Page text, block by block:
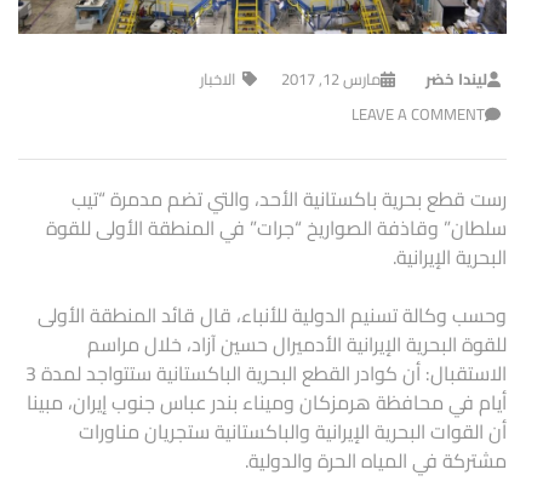
ليندا خضر مارس 12, 2017
الاخبار
LEAVE A COMMENT
رست قطع بحرية باكستانية الأحد، والتي تضم مدمرة “تيب
سلطان” وقاذفة الصواريخ “جرات” في المنطقة الأولى للقوة
البحرية الإيرانية.
وحسب وكالة تسنيم الدولية للأنباء، قال قائد المنطقة الأولى
للقوة البحرية الإيرانية الأدميرال حسين آزاد، خلال مراسم
الاستقبال: أن كوادر القطع البحرية الباكستانية ستتواجد لمدة 3
أيام في محافظة هرمزكان وميناء بندر عباس جنوب إيران، مبينا
أن القوات البحرية الإيرانية والباكستانية ستجريان مناورات
مشتركة في المياه الحرة والدولية.